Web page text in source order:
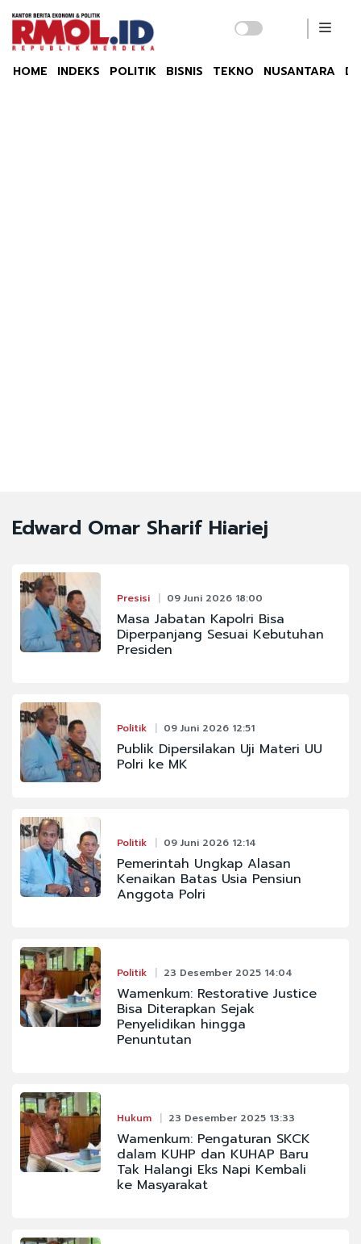
HOME INDEKS POLITIK BISNIS TEKNO NUSANTARA
Edward Omar Sharif Hiariej
Presisi 09 Juni 2026 18:00
Masa Jabatan Kapolri Bisa
Diperpanjang Sesuai Kebutuhan
Presiden
Politik 09 Juni 2026 12:51
Publik Dipersilakan Uji Materi UU
Polri ke MK
Politik 09 Juni 2026 12:14
Pemerintah Ungkap Alasan
Kenaikan Batas Usia Pensiun
Anggota Polri
Politik 23 Desember 2025 14:04
Wamenkum: Restorative Justice
Bisa Diterapkan Sejak
Penyelidikan hingga
Penuntutan
Hukum 23 Desember 2025 13:33
Wamenkum: Pengaturan SKCK
dalam KUHP dan KUHAP Baru
Tak Halangi Eks Napi Kembali
ke Masyarakat